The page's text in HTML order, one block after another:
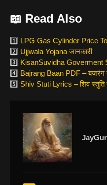
📖 Read Also
1️⃣ LPG Gas Cylinder Price
2️⃣ Ujjwala Yojana जानकारी
3️⃣ KisanSuvidha Goverment
4️⃣ Bajrang Baan PDF – बजरंग
5️⃣ Shiv Stuti Lyrics – शिव स्तुति